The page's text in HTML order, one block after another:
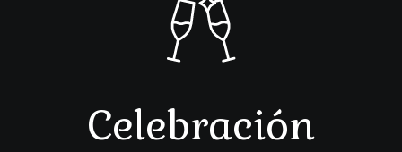
Celebración